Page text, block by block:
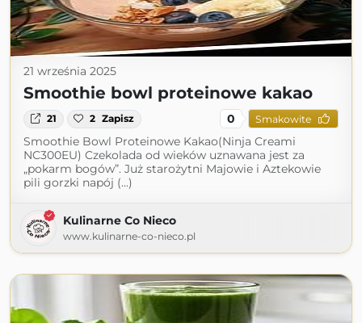
21 września 2025
Smoothie bowl proteinowe kakao
21 2 Zapisz 0 Smakowite
Smoothie Bowl Proteinowe Kakao(Ninja Creami
NC300EU) Czekolada od wieków uznawana jest za
„pokarm bogów”. Już starożytni Majowie i Aztekowie
pili gorzki napój (...)
Kulinarne Co Nieco
www.kulinarne-co-nieco.pl